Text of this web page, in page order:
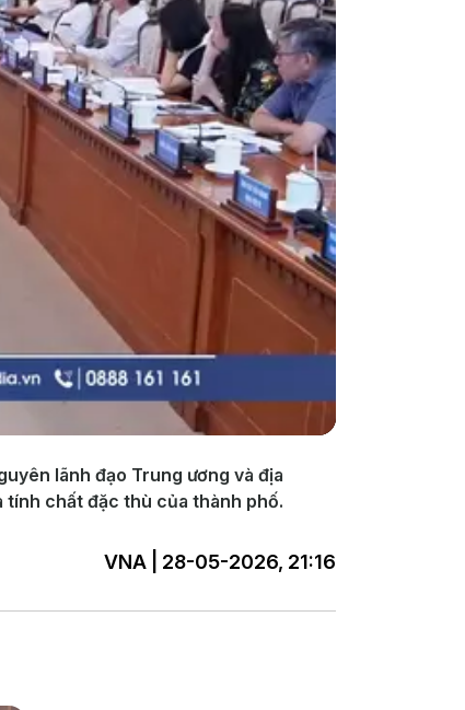
lãnh đạo Trung ương và địa
tính chất đặc thù của thành phố.
VNA | 28-05-2026, 21:16